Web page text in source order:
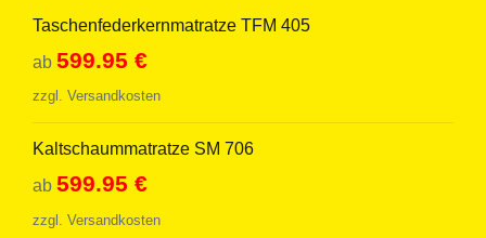
Taschenfederkernmatratze TFM 405
ab 599.95 €
zzgl. Versandkosten
Kaltschaummatratze SM 706
ab 599.95 €
zzgl. Versandkosten